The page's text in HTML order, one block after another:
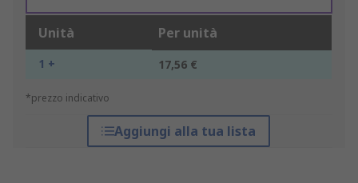
Unità Per unità
1 + 17,56 €
*prezzo indicativo
Aggiungi alla tua lista